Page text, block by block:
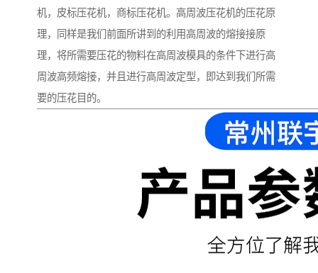
机，皮标压花机，商标压花机。高周波压花机的压花原
理，同样是我们前面所讲到的利用高周波的熔接接原
理，将所需要压花的物料在高周波模具的条件下进行高
周波高频熔接，并且进行高周波定型，即达到我们所需
要的压花目的。